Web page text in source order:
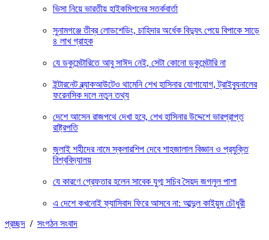
ভিসা নিয়ে ভারতীয় হাইকমিশনের সতর্কবার্তা
সুনামগঞ্জে তীব্র লোডশেডিং, চাহিদার অর্ধেক বিদ্যুৎ পেয়ে বিপাকে সাড়ে
৪ লাখ গ্রাহক
যে ডকুমেন্টারিতে আবু সাঈদ নেই, সেটা কোনো ডকুমেন্টারি না
ইন্টারনেট ব্ল্যাকআউটেও থামেনি শেখ হাসিনার যোগাযোগ, ট্রাইব্যুনালের
ফরেনসিক দলে নতুন তথ্য
দেশে আসেন রাজপথে দেখা হবে, শেখ হাসিনার উদ্দেশে ভারপ্রাপ্ত
রাষ্ট্রপতি
জুলাই শহীদের নামে স্কলারশিপ দেবে শাহজালাল বিজ্ঞান ও প্রযুক্তি
বিশ্ববিদ্যালয়
যে কারণে গ্রেফতার হলেন সাবেক যুগ্ম সচিব সৈয়দ জগলুল পাশা
এ দেশে কখনোই ফ্যাসিবাদ ফিরে আসবে না: আব্দুল কাইয়ুম চৌধুরী
প্রচ্ছদ / সংগঠন সংবাদ